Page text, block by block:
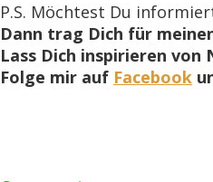
P.S. Möchtest Du
Dann trag Dich für
Lass Dich inspirieren
Folge mir auf Facebook